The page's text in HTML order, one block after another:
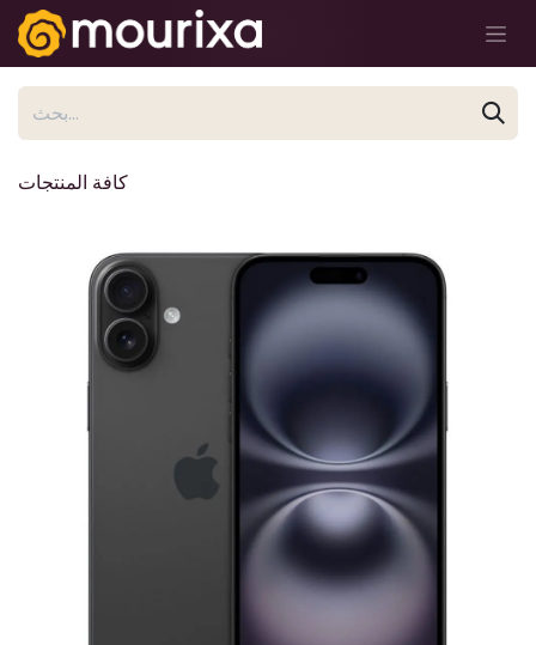
تخطي للذهاب إلى المحتوى
كافة المنتجات